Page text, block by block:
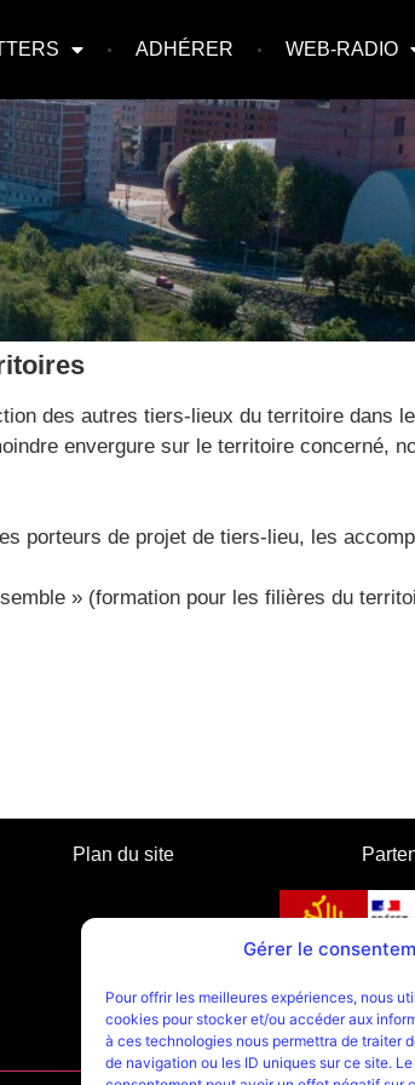
Gérer le
Pour offrir les meilleures expériences, nous
cookies pour stocker et/ou accéder aux
à ces technologies nous permettra de traiter
de navigation ou les ID uniques sur ce site.
ADHÉRER WEB-RADIO
des autres tiers-lieux du territoire dans
envergure sur le territoire concerné,
porteurs de projet de tiers-lieu, les
» (formation pour les filières du
Plan du site